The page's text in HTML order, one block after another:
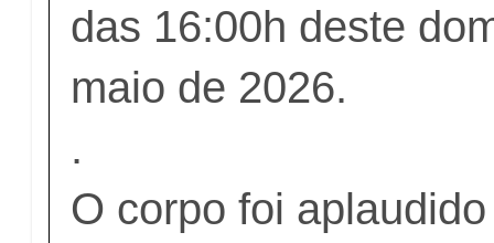
das 16:00h deste
maio de 2026.
.
O corpo foi